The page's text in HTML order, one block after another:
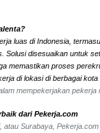
luas di Indonesia,
disesuaikan untuk
memastikan proses
di lokasi di berbagai
mempekerjakan
dari Pekerja.com
Surabaya,